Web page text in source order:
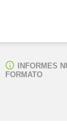
INFORMES
FORMATO